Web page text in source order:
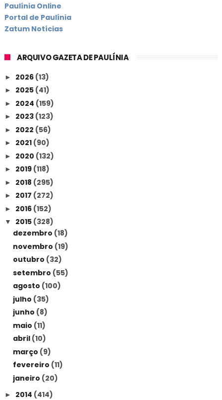
Paulínia Online
Portal de Paulínia
Zatum Notícias
ARQUIVO GAZETA DE PAULÍNIA
► 2026 (13)
► 2025 (41)
► 2024 (159)
► 2023 (123)
► 2022 (56)
► 2021 (90)
► 2020 (132)
► 2019 (118)
► 2018 (295)
► 2017 (272)
► 2016 (152)
▼ 2015 (328)
dezembro (18)
novembro (19)
outubro (32)
setembro (55)
agosto (100)
julho (35)
junho (8)
maio (11)
abril (10)
março (9)
fevereiro (11)
janeiro (20)
► 2014 (414)